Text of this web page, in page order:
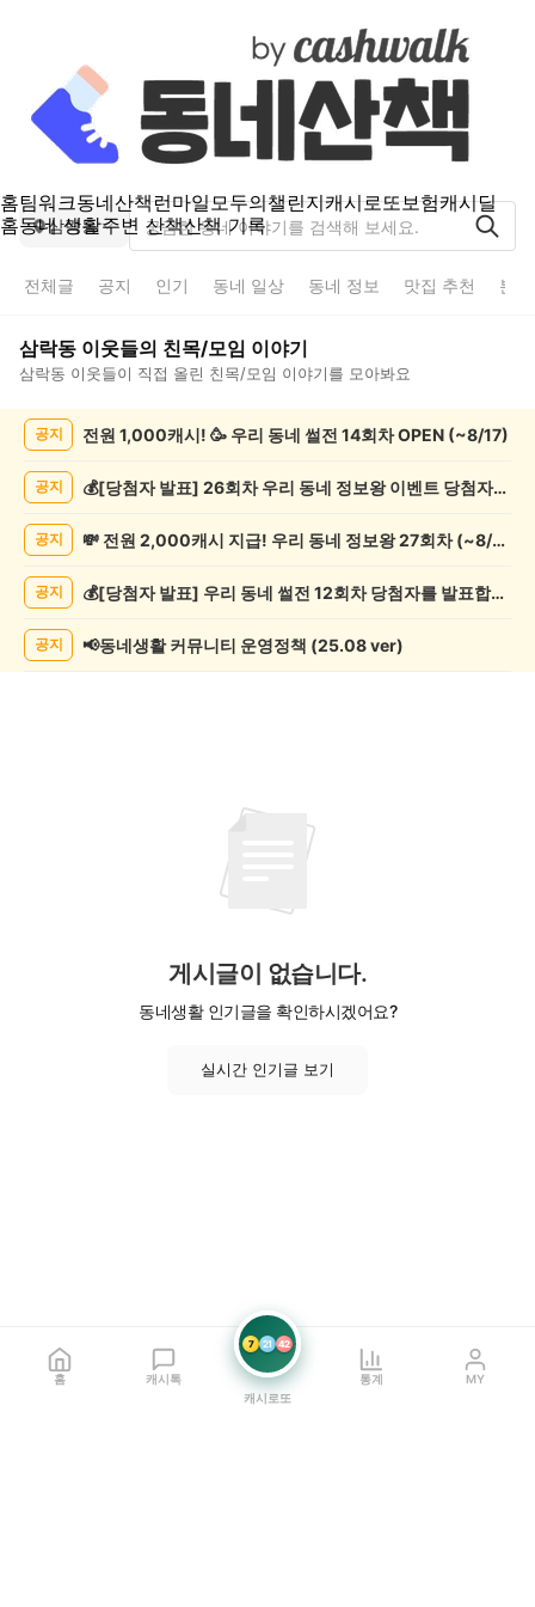
홈팀워크동네산책런마일모두의챌린지캐시로또보험캐시딜
홈동네 생활주변 산책산책 기록
삼락동
전체글 공지 인기 동네 일상 동네 정보 맛집 추천 분
삼락동 이웃들의 친목/모임 이야기
삼락동 이웃들이 직접 올린 친목/모임 이야기를 모아봐요
록
공지 전원 1,000캐시! 🥳 우리 동네 썰전 14회차 OPEN (~8/17)
공지 💰[당첨자 발표] 26회차 우리 동네 정보왕 이벤트 당첨자를 발표합니다!
공지 💸 전원 2,000캐시 지급! 우리 동네 정보왕 27회차 (~8/10)
공지 💰[당첨자 발표] 우리 동네 썰전 12회차 당첨자를 발표합니다!
공지 📢동네생활 커뮤니티 운영정책 (25.08 ver)
게시글이 없습니다.
동네생활 인기글을 확인하시겠어요?
실시간 인기글 보기
홈 캐시톡
7 21 42
캐시로또
통계 MY